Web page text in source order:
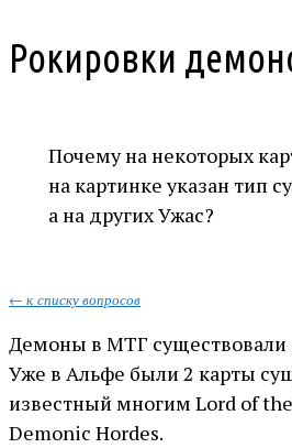
Рокировки
Почему на некоторых
на картинке указан тип
а на других Ужас?
← к списку вопросов
Демоны в МТГ существовали
Уже в Альфе были 2 карты
известный многим Lord of
Demonic Hordes.